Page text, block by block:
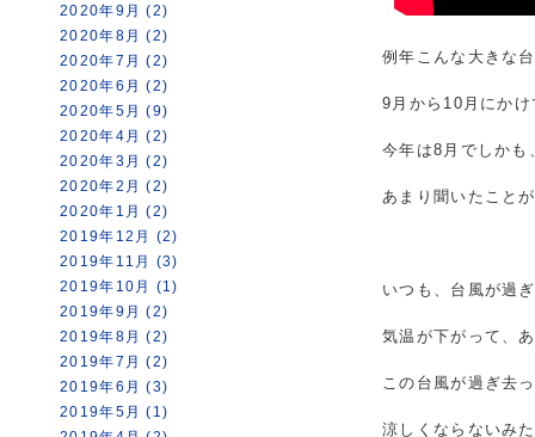
2020年9月 (2)
2020年8月 (2)
2020年7月 (2)
2020年6月 (2)
2020年5月 (9)
2020年4月 (2)
2020年3月 (2)
2020年2月 (2)
2020年1月 (2)
2019年12月 (2)
2019年11月 (3)
2019年10月 (1)
2019年9月 (2)
2019年8月 (2)
2019年7月 (2)
2019年6月 (3)
2019年5月 (1)
例年こんな大きな
9月から10月にか
今年は8月でしかも
あまり聞いたこと
いつも、台風が過
気温が下がって、
この台風が過ぎ去
涼しくならないみ